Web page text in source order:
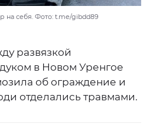
на себя. Фото: t.me/gibdd89
развязкой
в Новом Уренгое
об ограждение и
отделались травмами.